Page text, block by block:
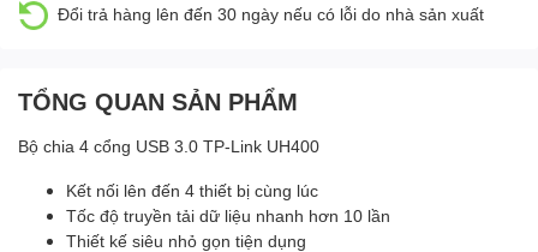
Đổi trả hàng lên đến 30 ngày nếu có lỗi do nhà sản xuất
TỔNG QUAN SẢN PHẨM
Bộ chia 4 cổng USB 3.0 TP-Link UH400
Kết nối lên đến 4 thiết bị cùng lúc
Tốc độ truyền tải dữ liệu nhanh hơn 10 lần
Thiết kế siêu nhỏ gọn tiện dụng